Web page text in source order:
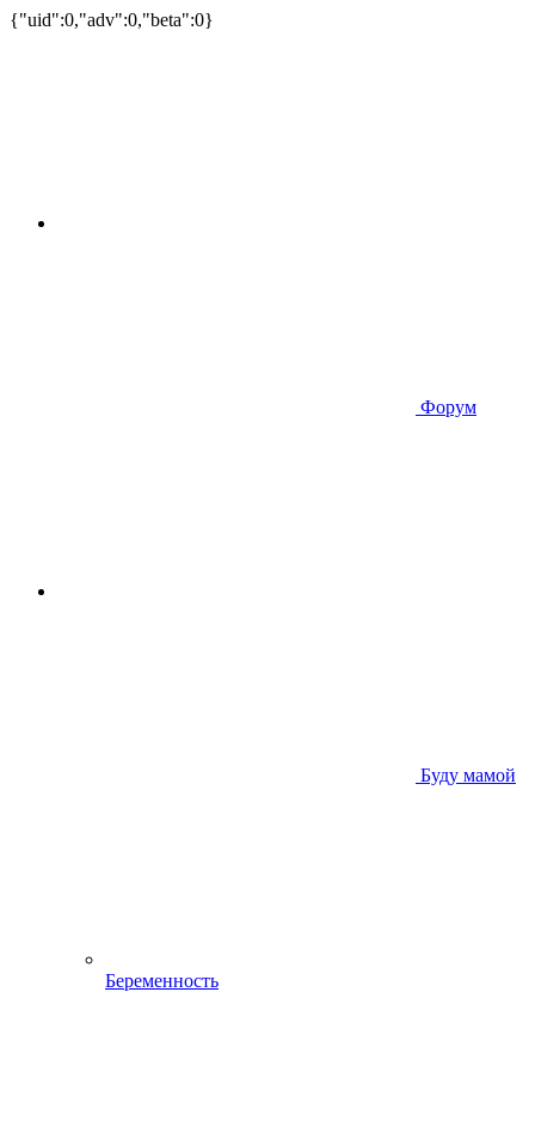
{"uid":0,"adv":0,"beta":0}
Форум
Буду мамой
Беременность